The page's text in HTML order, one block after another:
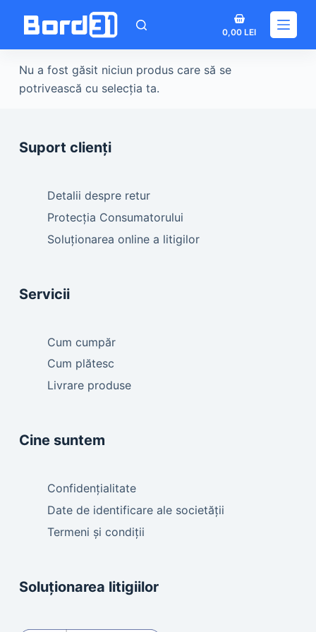
Coș
de
0,00LEI
Nu a fost găsit niciun produs care să se
potrivească cu selecția ta.
Suport clienți
Detalii despre retur
Protecția Consumatorului
Soluționarea online a litigilor
Servicii
Cum cumpăr
Cum plătesc
Livrare produse
Cine suntem
Confidențialitate
Date de identificare ale societății
Termeni și condiții
Soluționarea litigiilor